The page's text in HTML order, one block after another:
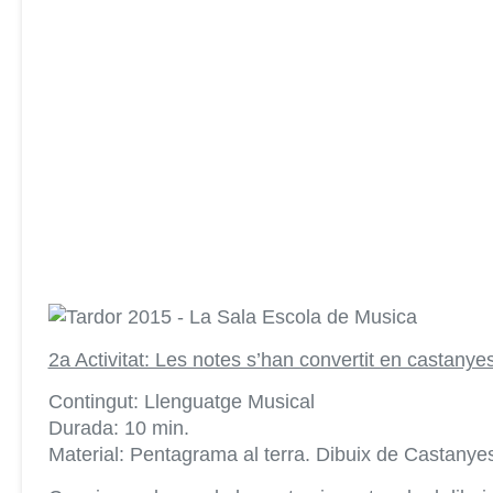
2a Activitat: Les notes s’han convertit en
Contingut: Llenguatge Musical
Durada: 10 min.
Material: Pentagrama al terra. Dibuix de